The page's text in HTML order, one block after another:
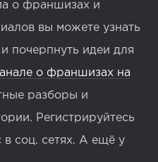
о франшизах и
вы можете узнать
почерпнуть идеи для
о франшизах на
разборы и
Регистрируйтесь
в соц. сетях. А ещё у